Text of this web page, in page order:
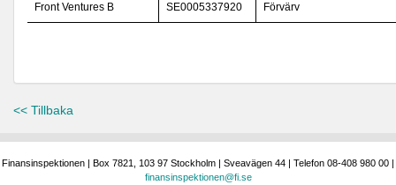
Front Ventures B SE0005337920 Förvärv
<< Tillbaka
Finansinspektionen | Box 7821, 103 97 Stockholm | Sveavägen 44 | Telefon 08-408 980 00 |
finansinspektionen@fi.se